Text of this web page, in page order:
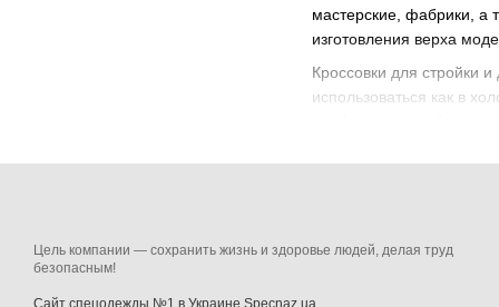
мастерские, фабрики, а
изготовления верха
Кроссовки для стройки
использоваться как в
относится к категории
хорошо фиксируют
полностью
Цель компании — сохранить жизнь и здоровье людей, делая труд
безопасным!
Сайт спецодежды №1 в Украине Specnaz.ua